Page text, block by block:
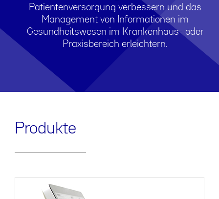
Patientenversorgung verbessern und das
Management von Informationen im
Gesundheitswesen im Krankenhaus- oder
Praxisbereich erleichtern.
Produkte